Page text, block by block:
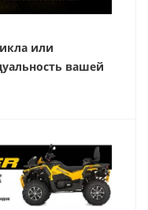
или
вашей